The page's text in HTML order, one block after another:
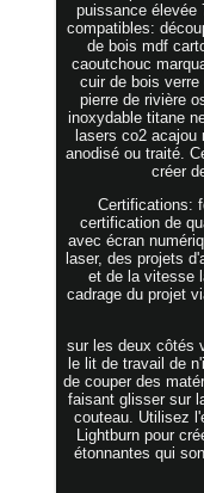
puissance élevée
compatibles:
de bois mdf
caoutchouc
cuir de bois verre
pierre de rivière
inoxydable titane
lasers co2 acajou
anodisé ou traité.
créer
Certifications:
certification de
avec écran
laser, des projets
et de la vitesse
cadrage du projet
sur les deux côtés
le lit de travail de
de couper des
faisant glisser sur
couteau. Utilisez
Lightburn pour
étonnantes qui